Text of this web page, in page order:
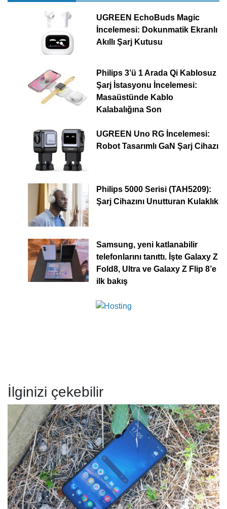
UGREEN EchoBuds Magic
İncelemesi: Dokunmatik Ekranlı
Akıllı Şarj Kutusu
Philips 3’ü 1 Arada Qi Kablosuz
Şarj İstasyonu İncelemesi:
Masaüstünde Kablo
Kalabalığına Son
UGREEN Uno RG İncelemesi:
Robot Tasarımlı GaN Şarj Cihazı
Philips 5000 Serisi (TAH5209):
Şarj Cihazını Unutturan Kulaklık
Samsung, yeni katlanabilir
telefonlarını tanıttı. İşte Galaxy Z
Fold8, Ultra ve Galaxy Z Flip 8’e
ilk bakış
İlginizi çekebilir